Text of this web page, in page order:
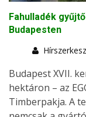
Fahulladék
Budapesten
Budapest XVII.
hektáron – az
Timberpakja. A